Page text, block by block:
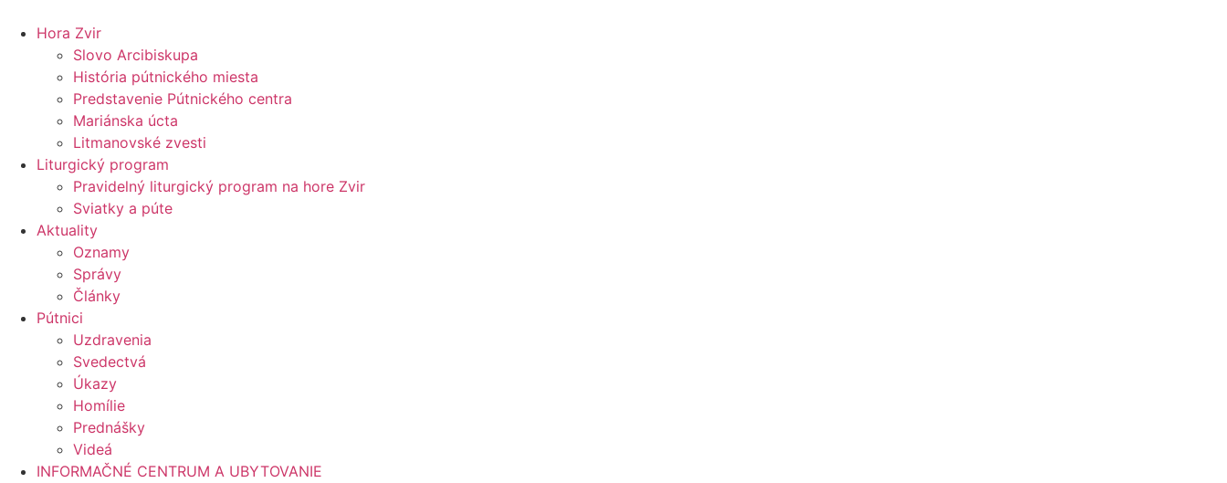
Hora Zvir
Slovo Arcibiskupa
História pútnického miesta
Predstavenie Pútnického centra
Mariánska úcta
Litmanovské zvesti
Liturgický program
Pravidelný liturgický program na hore Zvir
Sviatky a púte
Aktuality
Oznamy
Správy
Články
Pútnici
Uzdravenia
Svedectvá
Úkazy
Homílie
Prednášky
Videá
INFORMAČNÉ CENTRUM A UBYTOVANIE